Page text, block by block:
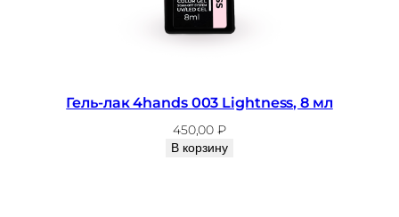
Гель-лак 4hands 003 Lightness, 8 мл
450,00₽
В корзину